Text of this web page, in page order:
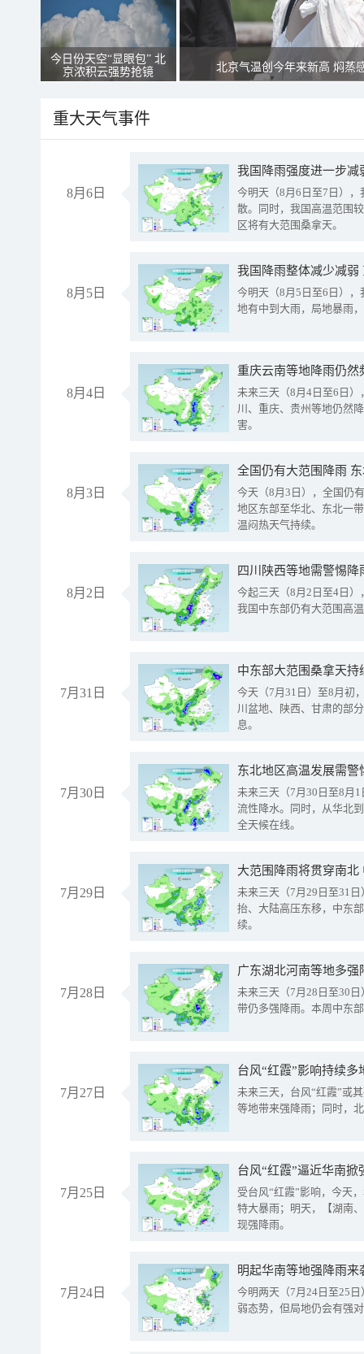
今日份天空“显眼包” 北
京浓积云强势抢镜
北京气温创今年来新高 焖蒸
重大天气事件
8月6日
今明天（8月6日至7日）
散。同时，我国高温范围
区将有大范围桑拿天。
8月5日
我国降雨整体减少减弱
今明天（8月5日至6日）
地有中到大雨，局地暴雨
8月4日
重庆云南等地降雨仍然
未来三天（8月4日至6日
川、重庆、贵州等地仍然
害。
8月3日
全国仍有大范围降雨
今天（8月3日），全国仍
地区东部至华北、东北一
温闷热天气持续。
8月2日
今起三天（8月2日至4日
我国中东部仍有大范围高
7月31日
中东部大范围桑拿天
今天（7月31日）至8月初
川盆地、陕西、甘肃的部
息。
7月30日
东北地区高温发展需
未来三天（7月30日至8月
流性降水。同时，从华北
全天候在线。
7月29日
大范围降雨将贯穿南
未来三天（7月29日至31
抬、大陆高压东移，中东
续。
7月28日
广东湖北河南等地多
未来三天（7月28日至30
带仍多强降雨。本周中东
7月27日
台风“红霞”影响持续
未来三天，台风“红霞”或
等地带来强降雨；同时，
7月25日
台风“红霞”逼近华南
受台风“红霞”影响，今天
特大暴雨；明天，【湖南
现强降雨。
7月24日
明起华南等地强降雨
今明两天（7月24日至25
弱态势，但局地仍会有强